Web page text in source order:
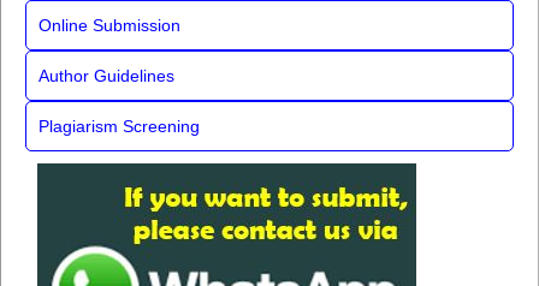
Online Submission
Author Guidelines
Plagiarism Screening